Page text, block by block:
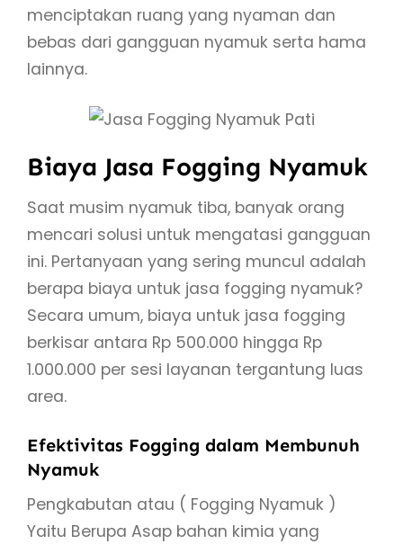
menciptakan ruang yang nyaman dan
bebas dari gangguan nyamuk serta hama
lainnya.
Biaya Jasa Fogging Nyamuk
Saat musim nyamuk tiba, banyak orang
mencari solusi untuk mengatasi gangguan
ini. Pertanyaan yang sering muncul adalah
berapa biaya untuk jasa fogging nyamuk?
Secara umum, biaya untuk jasa fogging
berkisar antara Rp 500.000 hingga Rp
1.000.000 per sesi layanan tergantung luas
area.
Efektivitas Fogging dalam Membunuh
Nyamuk
Pengkabutan atau ( Fogging Nyamuk )
Yaitu Berupa Asap bahan kimia yang